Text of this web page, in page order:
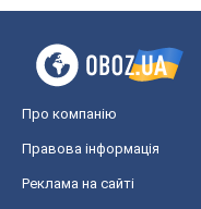
Про компанію
Правова інформація
Реклама на сайті